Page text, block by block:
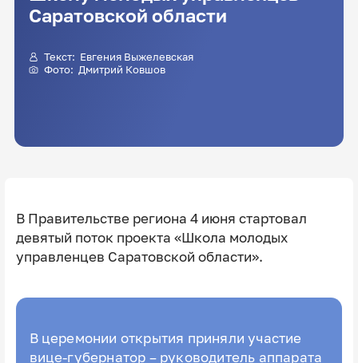
Саратовской области
Текст: Евгения Выжелевская
Фото: Дмитрий Ковшов
В Правительстве региона 4 июня стартовал
девятый поток проекта «Школа молодых
управленцев Саратовской области».
В церемонии открытия приняли участие
вице-губернатор – руководитель аппарата